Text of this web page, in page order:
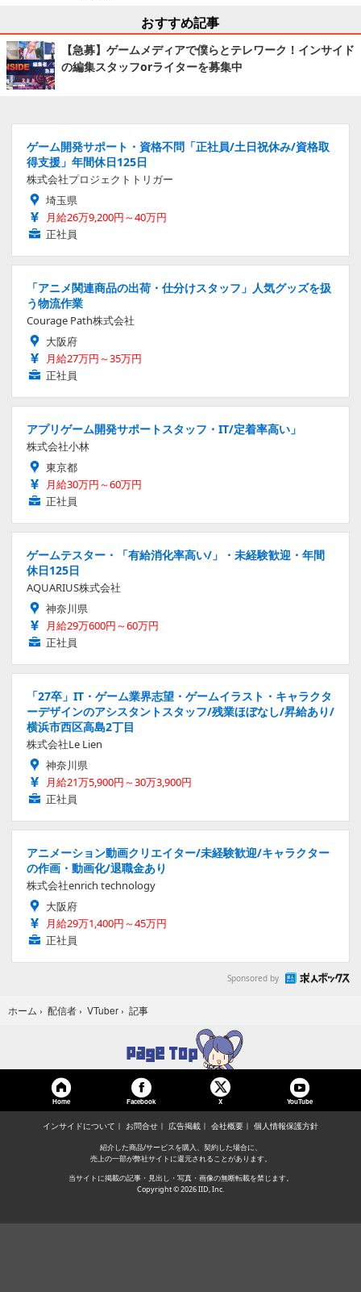
おすすめ記事
【急募】ゲームメディアで僕らとテレワーク！インサイド
の編集スタッフorライターを募集中
ゲーム開発サポート・資格不問「正社員/土日祝休み/資格取
得支援」年間休日125日
株式会社プロジェクトトリガー
埼玉県
月給26万9,200円～40万円
正社員
「アニメ関連商品の出荷・仕分けスタッフ」人気グッズを扱
う物流作業
Courage Path株式会社
大阪府
月給27万円～35万円
正社員
アプリゲーム開発サポートスタッフ・IT/定着率高い」
株式会社小林
東京都
月給30万円～60万円
正社員
ゲームテスター・「有給消化率高い/」・未経験歓迎・年間
休日125日
AQUARIUS株式会社
神奈川県
月給29万600円～60万円
正社員
「27卒」IT・ゲーム業界志望・ゲームイラスト・キャラクタ
ーデザインのアシスタントスタッフ/残業ほぼなし/昇給あり/
横浜市西区高島2丁目
株式会社Le Lien
神奈川県
月給21万5,900円～30万3,900円
正社員
アニメーション動画クリエイター/未経験歓迎/キャラクター
の作画・動画化/退職金あり
株式会社enrich technology
大阪府
月給29万1,400円～45万円
正社員
Sponsored by
ホーム › 配信者 › VTuber › 記事
Home Facebook X YouTube
インサイドについて お問合せ 広告掲載 会社概要 個人情報保護方針
紹介した商品/サービスを購入、契約した場合に、
売上の一部が弊社サイトに還元されることがあります。
当サイトに掲載の記事・見出し・写真・画像の無断転載を禁じます。
Copyright © 2026 IID, Inc.